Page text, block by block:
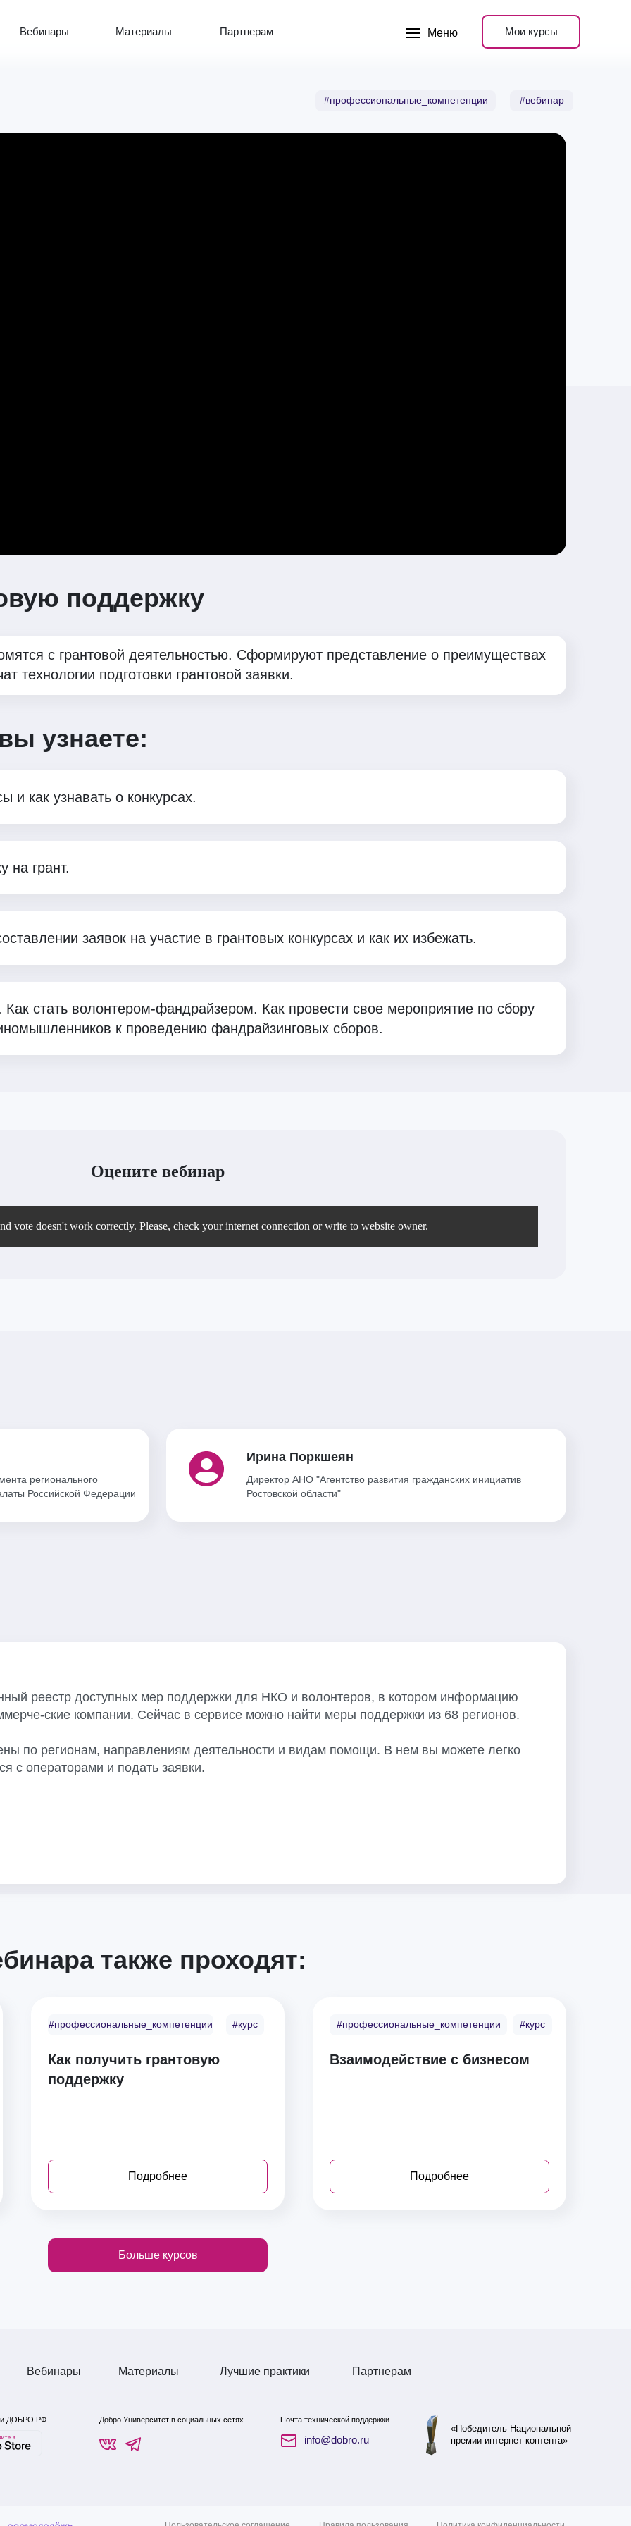
Меню
Вебинары Материалы Мои курсы
Партнерам
#вебинар
#профессиональные_компетенции
поддержку
с грантовой деятельностью. Сформируют представление о преимуществах
технологии подготовки грантовой заявки.
узнаете:
и как узнавать о конкурсах.
на грант.
заявок на участие в грантовых конкурсах и как их избежать.
стать волонтером-фандрайзером. Как провести свое мероприятие по сбору
к проведению фандрайзинговых сборов.
Оцените вебинар
vote doesn't work correctly. Please, check your internet connection or write to website owner.
регионального
Российской Федерации
Директор АНО "Агентство развития гражданских инициатив
Ростовской области"
Ирина Поркшеян
реестр доступных мер поддержки для НКО и волонтеров, в котором информацию
ские компании. Сейчас в сервисе можно найти меры поддержки из 68 регионов.
по регионам, направлениям деятельности и видам помощи. В нем вы можете легко
с операторами и подать заявки.
также проходят:
#курс
Подробнее
Как получить грантовую
поддержку
#профессиональные_компетенции
Подробнее
Взаимодействие с бизнесом
#курс
#профессиональные_компетенции
Больше курсов
Материалы
Вебинары Лучшие практики
ДОБРО.РФ Добро.Университет в социальных сетях Почта технической поддержки
info@dobro.ru
«Победитель Национальной
премии интернет-контента»
Вебинары Материалы Лучшие практики Партнерам